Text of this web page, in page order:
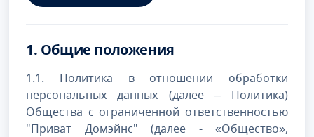
1. Общие положения
1.1. Политика в отношении обработки
персональных данных (далее – Политика)
Общества с ограниченной ответственностью
"Приват Домэйнс" (далее - «Общество»,